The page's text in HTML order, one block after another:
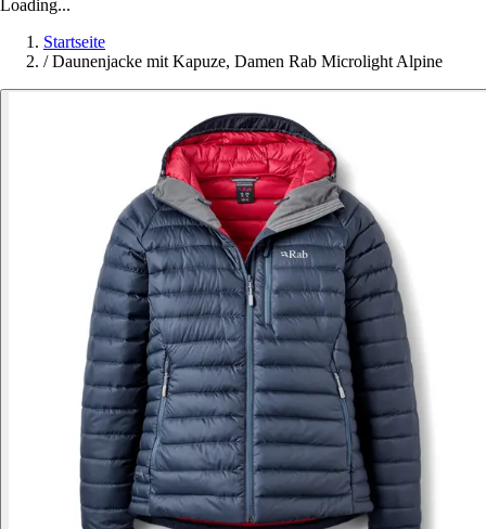
Loading...
Startseite
/ Daunenjacke mit Kapuze, Damen Rab Microlight Alpine